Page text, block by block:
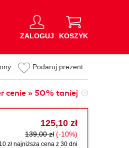
ZALOGUJ KOSZYK
Podaruj prezent
cenie » 50% taniej
125,10 zł
139,00 zł (-10%)
zł najniższa cena z 30 dni